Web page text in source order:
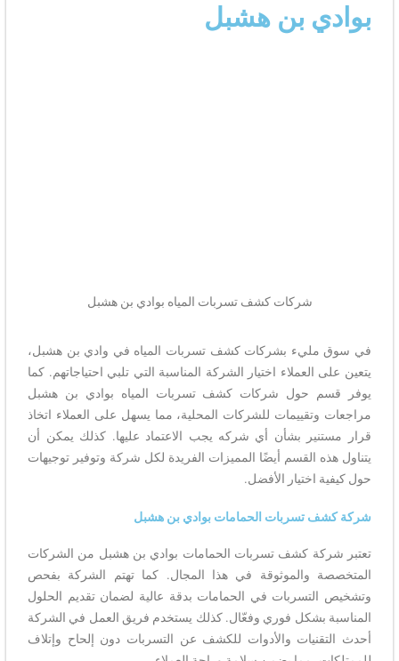
بوادي بن هشبل
شركات كشف تسربات المياه بوادي بن هشبل
في سوق مليء بشركات كشف تسربات المياه في وادي بن هشبل،
يتعين على العملاء اختيار الشركة المناسبة التي تلبي احتياجاتهم. كما
يوفر قسم حول شركات كشف تسربات المياه بوادي بن هشبل
مراجعات وتقييمات للشركات المحلية، مما يسهل على العملاء اتخاذ
قرار مستنير بشأن أي شركه يجب الاعتماد عليها. كذلك يمكن أن
يتناول هذه القسم أيضًا المميزات الفريدة لكل شركة وتوفير توجيهات
حول كيفية اختيار الأفضل.
شركة كشف تسربات الحمامات بوادي بن هشبل
تعتبر شركة كشف تسربات الحمامات بوادي بن هشبل من الشركات
المتخصصة والموثوقة في هذا المجال. كما تهتم الشركة بفحص
وتشخيص التسربات في الحمامات بدقة عالية لضمان تقديم الحلول
المناسبة بشكل فوري وفعّال. كذلك يستخدم فريق العمل في الشركة
أحدث التقنيات والأدوات للكشف عن التسربات دون إلحاح وإتلاف